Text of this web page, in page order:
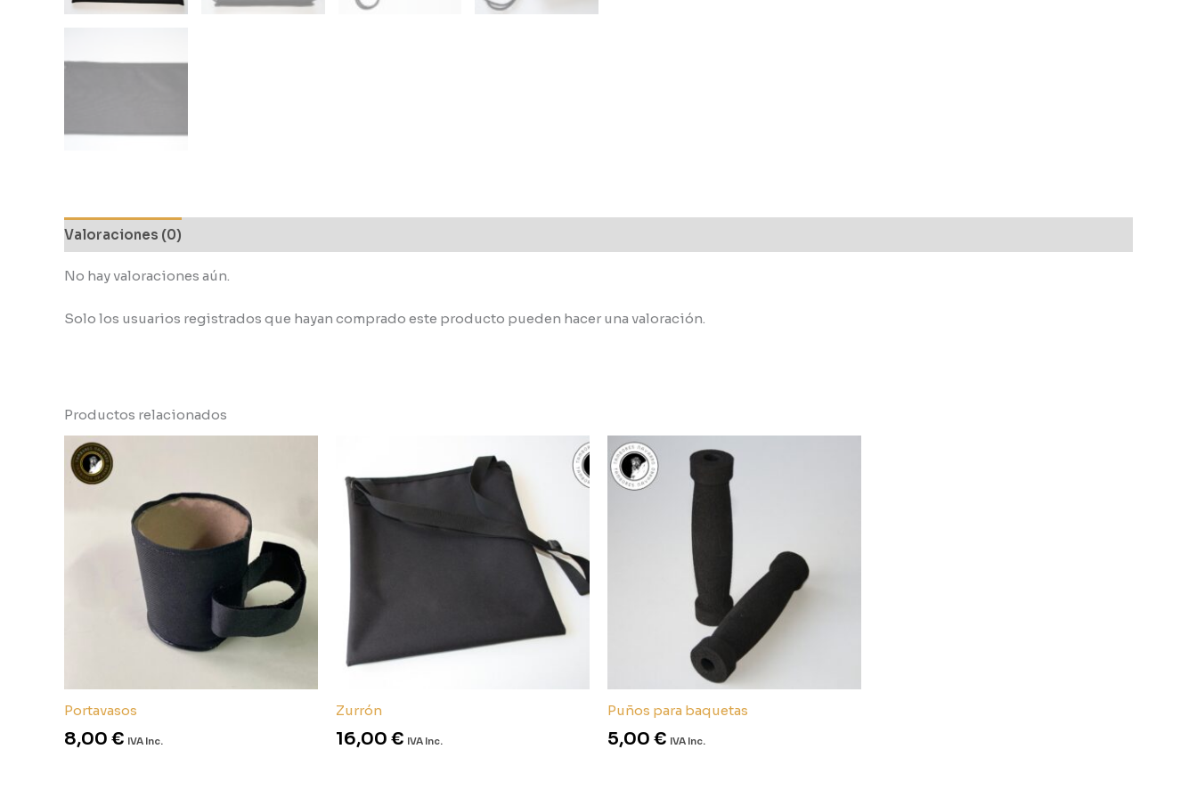
Valoraciones (0)
No hay valoraciones aún.
Solo los usuarios registrados que hayan comprado este producto pueden hacer una valoración.
Productos relacionados
Portavasos
8,00 € IVA Inc.
Zurrón
16,00 € IVA Inc.
Puños para baquetas
5,00 € IVA Inc.